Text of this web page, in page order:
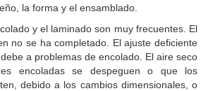
la forma y el ensamblado.
y el laminado son muy frecuentes. El
no se ha completado. El ajuste deficiente
a problemas de encolado. El aire seco
encoladas se despeguen o que los
debido a los cambios dimensionales, o